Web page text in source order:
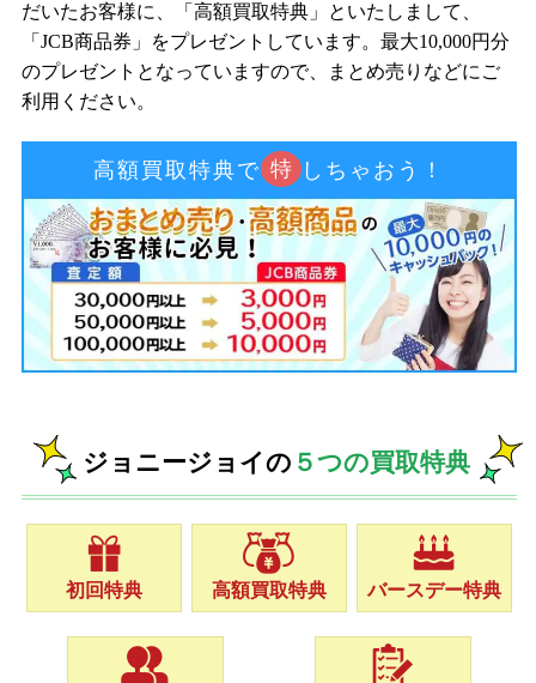
だいたお客様に、「高額買取特典」といたしまして、
「JCB商品券」をプレゼントしています。最大10,000円分
のプレゼントとなっていますので、まとめ売りなどにご
利用ください。
高額買取特典で 特 しちゃおう！
ジョニージョイの ５つの買取特典
初回特典 高額買取特典 バースデー特典